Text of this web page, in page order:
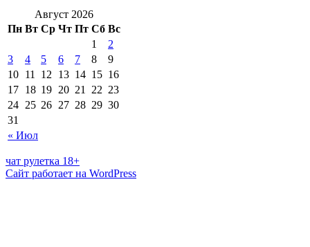
Август 2026
Пн Вт Ср Чт Пт Сб Вс
« Июл
1
2
3
4 5 6 7 8
9
10 11 12 13 14 15 16
17 18 19 20 21 22 23
24 25 26 27 28 29 30
31
чат рулетка 18+
Сайт работает на WordPress